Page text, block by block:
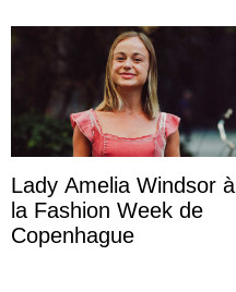
Lady Amelia Windsor à
la Fashion Week de
Copenhague